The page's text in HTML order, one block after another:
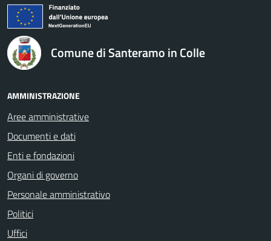
logo Unione Europea
Comune di Santeramo in Colle
AMMINISTRAZIONE
Aree amministrative
Documenti e dati
Enti e fondazioni
Organi di governo
Personale amministrativo
Politici
Uffici